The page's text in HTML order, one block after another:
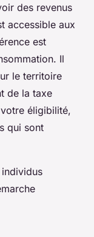
des revenus
accessible aux
est
Il
le territoire
de la taxe
éligibilité,
qui sont